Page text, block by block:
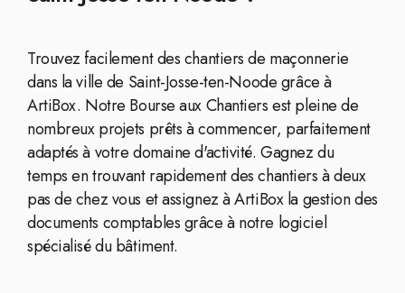
Trouvez facilement des chantiers de maçonnerie
dans la ville de Saint-Josse-ten-Noode grâce à
ArtiBox. Notre Bourse aux Chantiers est pleine de
nombreux projets prêts à commencer, parfaitement
adaptés à votre domaine d'activité. Gagnez du
temps en trouvant rapidement des chantiers à deux
pas de chez vous et assignez à ArtiBox la gestion des
documents comptables grâce à notre logiciel
spécialisé du bâtiment.